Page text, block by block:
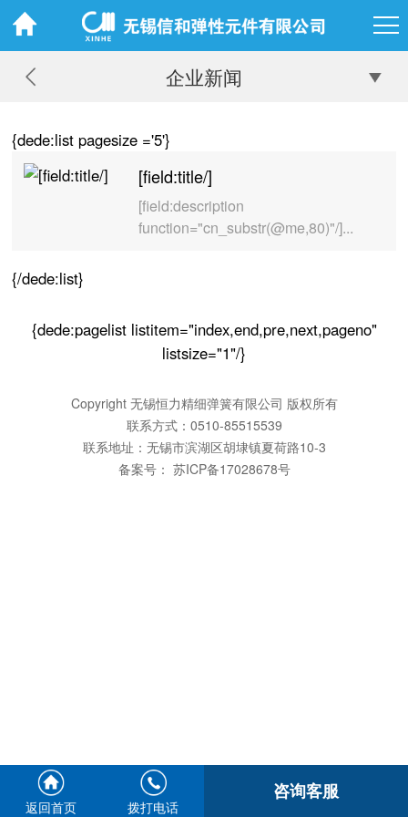
企业新闻
{dede:list pagesize ='5'}
[field:title/]
[field:description
function="cn_substr(@me,80)"/]...
{/dede:list}
{dede:pagelist listitem="index,end,pre,next,pageno"
listsize="1"/}
Copyright 无锡恒力精细弹簧有限公司 版权所有
联系方式：0510-85515539
联系地址：无锡市滨湖区胡埭镇夏荷路10-3
备案号： 苏ICP备17028678号
返回首页 拨打电话
咨询客服